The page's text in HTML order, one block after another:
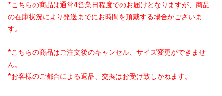
*こちらの商品は通常4営業日程度でのお届けとなりますが、商品
の在庫状況により発送までにお時間を頂戴する場合がございま
す。
*こちらの商品はご注文後のキャンセル、サイズ変更ができませ
ん。
*お客様のご都合による返品、交換はお受け致しかねます。